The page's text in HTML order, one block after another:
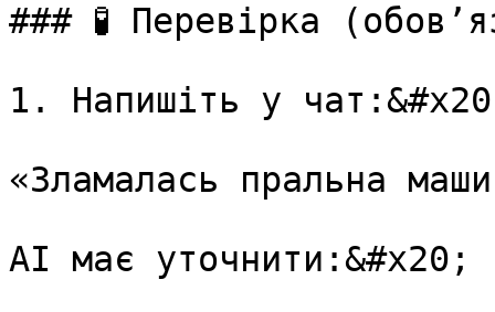
### 🧪 Перевірка
1. Напишіть у
«Зламалась пральна
AI має уточнити:&#x20;